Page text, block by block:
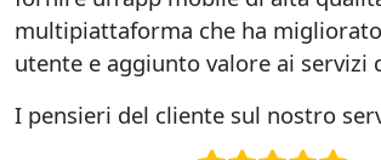
multipiattaforma che ha
utente e aggiunto valore ai servizi
I pensieri del cliente sul nostro